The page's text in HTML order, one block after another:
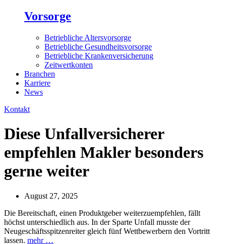
Vorsorge
Betriebliche Altersvorsorge
Betriebliche Gesundheitsvorsorge
Betriebliche Krankenversicherung
Zeitwertkonten
Branchen
Karriere
News
Kontakt
Diese Unfallversicherer
empfehlen Makler besonders
gerne weiter
August 27, 2025
Die Bereitschaft, einen Produktgeber weiterzuempfehlen, fällt
höchst unterschiedlich aus. In der Sparte Unfall musste der
Neugeschäftsspitzenreiter gleich fünf Wettbewerbern den Vortritt
lassen. mehr …